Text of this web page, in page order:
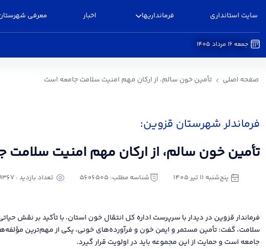
سایت استانداری فرمانداریها اخبار معرفی
جمعه 16 مرداد 1405
صفحه اصلی تأمین خون سالم، از ارکان مهم امنیت سلامت جامعه است
فرماندلر شهرستان قزوین:
تأمین خون سالم، از ارکان مهم امنیت
پنج‌شنبه 11 تیر 1405 شناسه مطلب: 5606505 تعداد بازدید : 9367
فرماندار قزوین در دیدار با سرپرست اداره کل انتقال خون استان، با تأکید بر نقش
سلامت، گفت: تأمین مستمر و ایمن خون و فرآورده‌های خونی، یکی از مهم‌ترین
جامعه است و حمایت از این مجموعه باید در اولویت قرار گیرد.